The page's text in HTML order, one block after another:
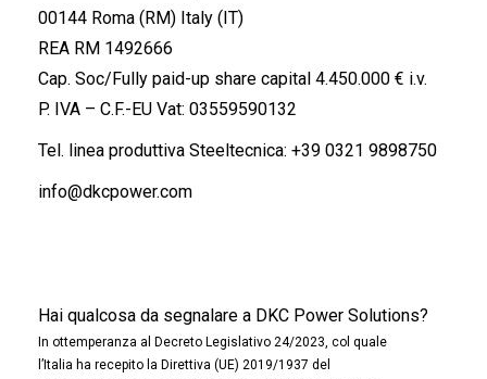
00144 Roma (RM) Italy (IT)
REA RM 1492666
Cap. Soc/Fully paid-up share capital 4.450.000 € i.v.
P. IVA – C.F.-EU Vat: 03559590132
Tel. linea produttiva Steeltecnica: +39 0321 9898750
info@dkcpower.com
Hai qualcosa da segnalare a DKC Power Solutions?
In ottemperanza al Decreto Legislativo 24/2023, col quale
l’Italia ha recepito la Direttiva (UE) 2019/1937 del